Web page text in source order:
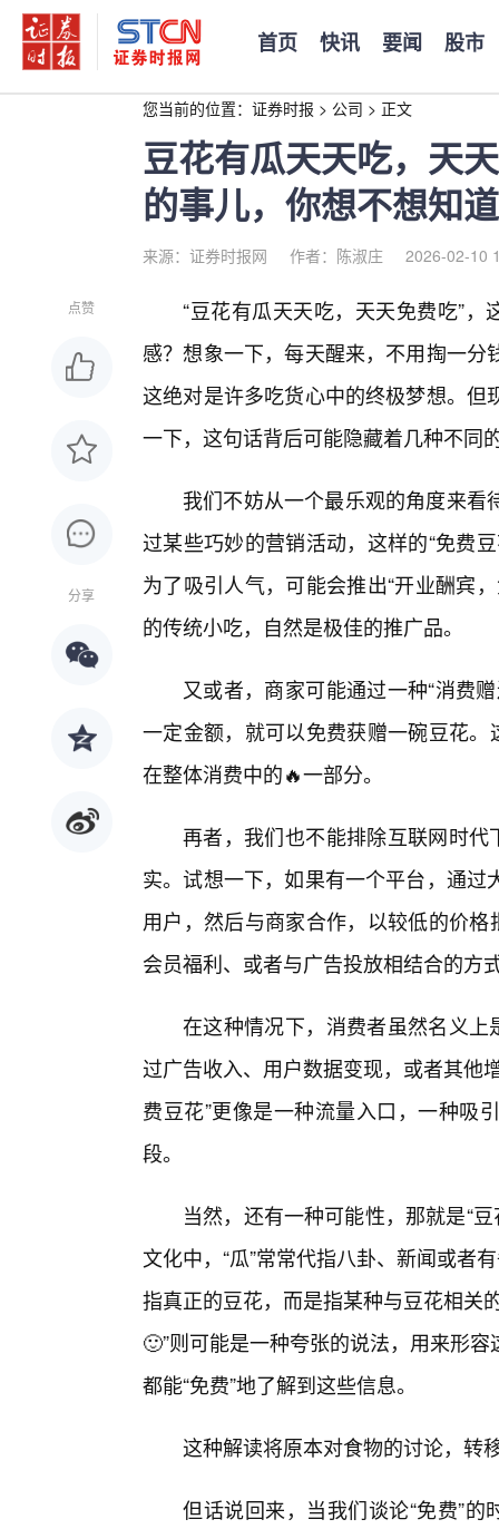
首页 快讯 要闻 股市
您当前的位置： 证券时报 > 公司 > 正文
豆花有瓜天天吃，天
的事儿，你想不想知
来源：证券时报网 作者：陈淑庄 2026-02-10
点赞
分享
“豆花有瓜天天吃，天天免费吃”
感？想象一下，每天醒来，不用掏一
这绝对是许多吃货心中的终极梦想。
一下，这句话背后可能隐藏着几种不同
我们不妨从一个最乐观的角度来
过某些巧妙的营销活动，这样的“免费
为了吸引人气，可能会推出“开业酬宾
的传统小吃，自然是极佳的推广品。
又或者，商家可能通过一种“消费
一定金额，就可以免费获赠一碗豆花
在整体消费中的🔥一部分。
再者，我们也不能排除互联网时代
实。试想一下，如果有一个平台，通
用户，然后与商家合作，以较低的价
会员福利、或者与广告投放相结合的方
在这种情况下，消费者虽然名义上
过广告收入、用户数据变现，或者其他
费豆花”更像是一种流量入口，一种吸
段。
当然，还有一种可能性，那就是“
文化中，“瓜”常常代指八卦、新闻或者
指真正的豆花，而是指某种与豆花相关
🙂”则可能是一种夸张的说法，用来形
都能“免费”地了解到这些信息。
这种解读将原本对食物的讨论，转
但话说回来，当我们谈论“免费”